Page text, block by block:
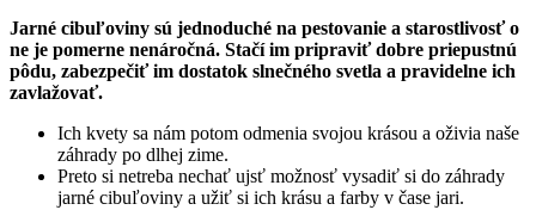
Jarné cibuľoviny sú jednoduché na pestovanie a starostlivosť o
ne je pomerne nenáročná. Stačí im pripraviť dobre priepustnú
pôdu, zabezpečiť im dostatok slnečného svetla a pravidelne ich
zavlažovať.
Ich kvety sa nám potom odmenia svojou krásou a oživia naše
záhrady po dlhej zime.
Preto si netreba nechať ujsť možnosť vysadiť si do záhrady
jarné cibuľoviny a užiť si ich krásu a farby v čase jari.